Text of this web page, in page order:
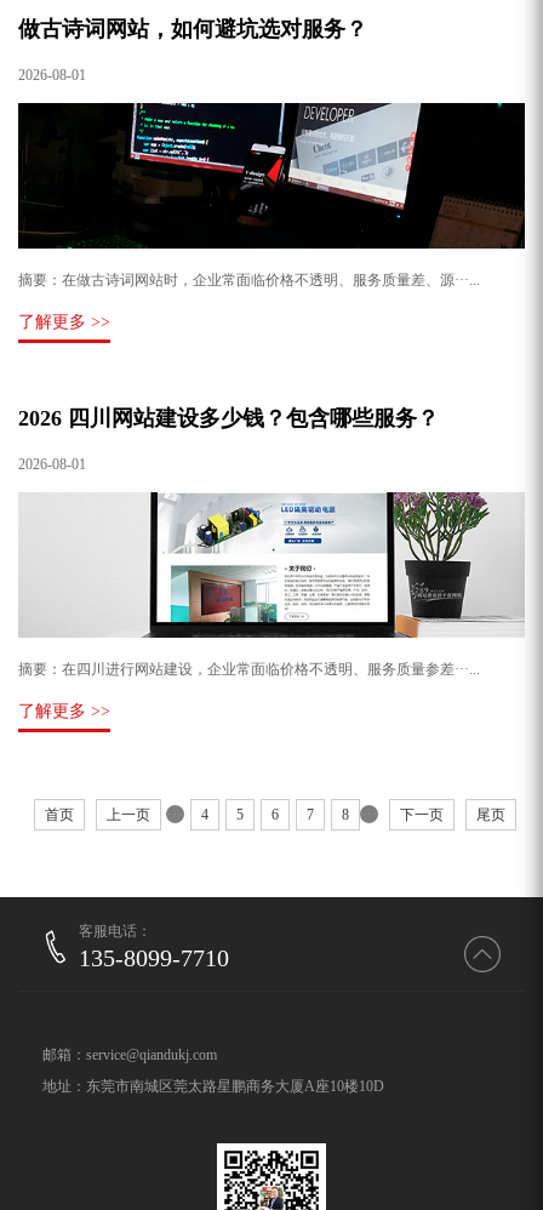
做古诗词网站，如何避坑选对服务？
2026-08-01
摘要：在做古诗词网站时，企业常面临价格不透明、服务质量差、源···...
了解更多 >>
2026 四川网站建设多少钱？包含哪些服务？
2026-08-01
摘要：在四川进行网站建设，企业常面临价格不透明、服务质量参差···...
了解更多 >>
首页 上一页 ··· 4 5 6 7 8 ··· 下一页 尾页
客服电话：
135-8099-7710
邮箱：service@qiandukj.com
地址：东莞市南城区莞太路星鹏商务大厦A座10楼10D